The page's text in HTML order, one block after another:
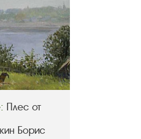
Плес от
Борис